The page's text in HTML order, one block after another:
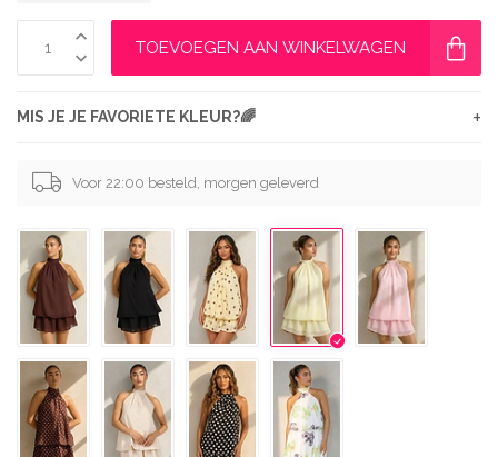
TOEVOEGEN AAN WINKELWAGEN
MIS JE JE FAVORIETE KLEUR?🌈 +
Voor 22:00 besteld, morgen geleverd